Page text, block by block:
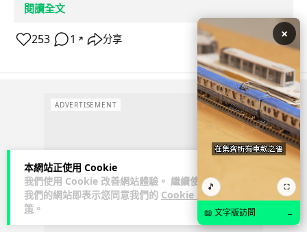
本網站正使用 Cookie
我們使用 Cookie 改善網站體驗。 繼續使用
我們的網站即表示您同意我們的 Cookie 政
策 。
閱讀全文
253 1 ↗ 分享
ADVERTISEMENT
×
🎵 ⛶
📖 文字版訪問 →